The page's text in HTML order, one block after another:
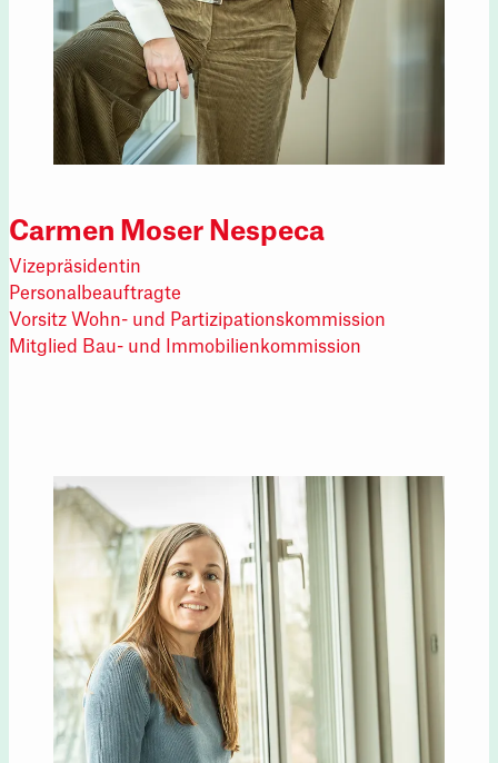
Carmen Moser Nespeca
Vizepräsidentin
Personalbeauftragte
Vorsitz Wohn- und Partizipationskommission
Mitglied Bau- und Immobilienkommission